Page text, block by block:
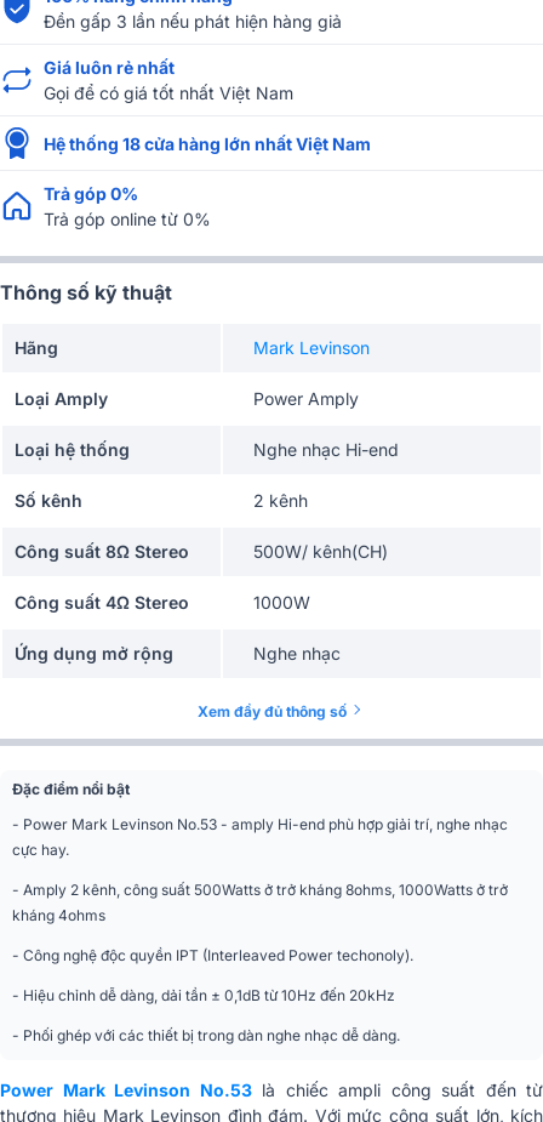
Đền gấp 3 lần nếu phát hiện hàng giả
Giá luôn rẻ nhất
Gọi để có giá tốt nhất Việt Nam
Hệ thống 18 cửa hàng lớn nhất Việt Nam
Trả góp 0%
Trả góp online từ 0%
Thông số kỹ thuật
Hãng Mark Levinson
Loại Amply Power Amply
Loại hệ thống Nghe nhạc Hi-end
Số kênh 2 kênh
Công suất 8Ω Stereo 500W/ kênh(CH)
Công suất 4Ω Stereo 1000W
Ứng dụng mở rộng Nghe nhạc
LED
Tần số đáp tuyến
Kết nối vào
Một đầu vào XLR cân bằng; Một
Kích thước
214 x 530 x 518 mm
Trọng lượng
Xem đầy đủ thông số
Đặc điểm nổi bật
- Power Mark Levinson No.53 - amply Hi-end phù hợp giải trí, nghe nhạc
cực hay.
- Amply 2 kênh, công suất 500Watts ở trở kháng 8ohms, 1000Watts ở trở
kháng 4ohms
- Công nghệ độc quyền IPT (Interleaved Power techonoly).
- Hiệu chỉnh dễ dàng, dải tần ± 0,1dB từ 10Hz đến 20kHz
- Phối ghép với các thiết bị trong dàn nghe nhạc dễ dàng.
Power Mark Levinson No.53là chiếc ampli công suất đến từ
thương hiệu Mark Levinson đình đám. Với mức công suất lớn, kích